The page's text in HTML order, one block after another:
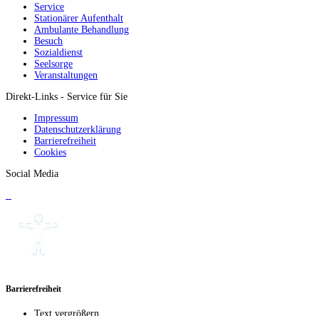
Service
Stationärer Aufenthalt
Ambulante Behandlung
Besuch
Sozialdienst
Seelsorge
Veranstaltungen
Direkt-Links - Service für Sie
Impressum
Datenschutzerklärung
Barrierefreiheit
Cookies
Social Media
Barrierefreiheit
Text vergrößern